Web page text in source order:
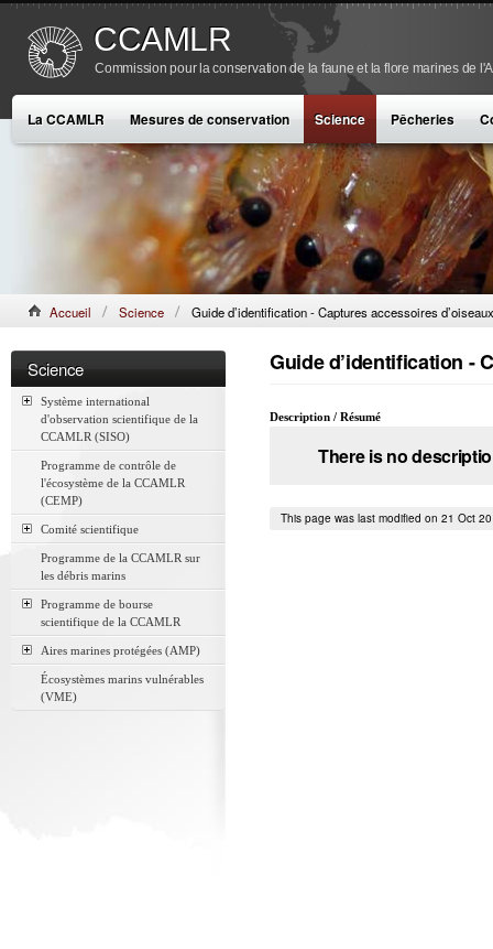
CCAMLR
Commission pour la conservation de la faune et la flore marines de
La CCAMLR Mesures de conservation Science Pêcheries
Accueil Science Guide d’identification - Captures accessoires
Science
Système international
d'observation scientifique de la
CCAMLR (SISO)
Programme de contrôle de
l'écosystème de la CCAMLR
(CEMP)
Comité scientifique
Programme de la CCAMLR sur
les débris marins
Programme de bourse
scientifique de la CCAMLR
Aires marines protégées (AMP)
Écosystèmes marins vulnérables
(VME)
Guide d’identification -
Description / Résumé
There is no
This page was last modified on 21 Oct